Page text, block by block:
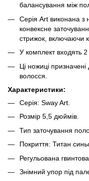
балансування між
Серія Art виконана з
конвексне
стрижок, включаючи
У комплект входять 2
Ці ножиці
волосся.
Характеристики:
Серія: Sway Art.
Розмір 5,5 дюймів.
Тип заточування
Покриття: Титан
Регульована гвинтова
Знімний упор під